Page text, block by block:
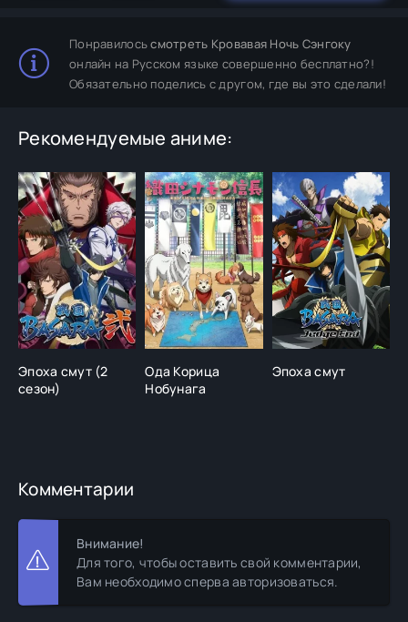
Понравилосьсмотреть Кровавая Ночь Сэнгоку
онлайн на Русском языке совершенно бесплатно?!
Обязательно поделись с другом, где вы это сделали!
Рекомендуемые аниме:
Эпоха смут (2
сезон)
Ода Корица
Нобунага
Эпоха смут
Комментарии
Внимание!
Для того, чтобы оставить свой комментарии,
Вам необходимо сперва авторизоваться.